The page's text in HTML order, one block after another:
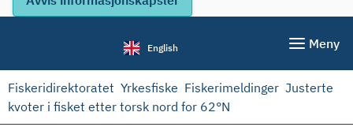
English Meny
Fiskeridirektoratet Yrkesfiske Fiskerimeldinger Justerte
kvoter i fisket etter torsk nord for 62°N